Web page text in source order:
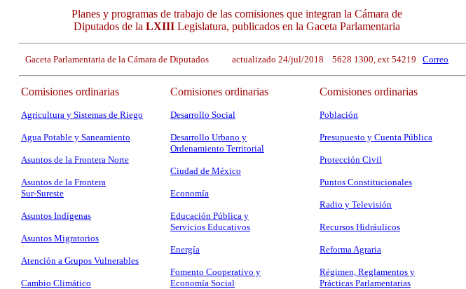
Planes y programas de trabajo de las comisiones que integran la Cámara de
Diputados de la LXIII Legislatura, publicados en la Gaceta Parlamentaria
Gaceta Parlamentaria de la Cámara de Diputados actualizado 24/jul/2018 5628 1300, ext 54219 Correo
Comisiones ordinarias
Agricultura y Sistemas de Riego
Agua Potable y Saneamiento
Asuntos de la Frontera Norte
Asuntos de la Frontera
Sur-Sureste
Asuntos Indígenas
Asuntos Migratorios
Atención a Grupos Vulnerables
Cambio Climático
Comisiones ordinarias
Desarrollo Social
Desarrollo Urbano y
Ordenamiento Territorial
Ciudad de México
Economía
Educación Pública y
Servicios Educativos
Energía
Fomento Cooperativo y
Economía Social
Comisiones ordinarias
Población
Presupuesto y Cuenta Pública
Protección Civil
Puntos Constitucionales
Radio y Televisión
Recursos Hidráulicos
Reforma Agraria
Régimen, Reglamentos y
Prácticas Parlamentarias